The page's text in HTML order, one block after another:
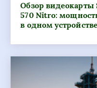
Обзор видеокарты
570 Nitro:
в одном устройстве